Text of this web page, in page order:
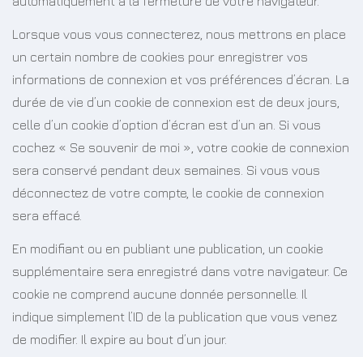
Lorsque vous vous connecterez, nous mettrons en place
un certain nombre de cookies pour enregistrer vos
informations de connexion et vos préférences d’écran. La
durée de vie d’un cookie de connexion est de deux jours,
celle d’un cookie d’option d’écran est d’un an. Si vous
cochez « Se souvenir de moi », votre cookie de connexion
sera conservé pendant deux semaines. Si vous vous
déconnectez de votre compte, le cookie de connexion
sera effacé.
En modifiant ou en publiant une publication, un cookie
supplémentaire sera enregistré dans votre navigateur. Ce
cookie ne comprend aucune donnée personnelle. Il
indique simplement l’ID de la publication que vous venez
de modifier. Il expire au bout d’un jour.